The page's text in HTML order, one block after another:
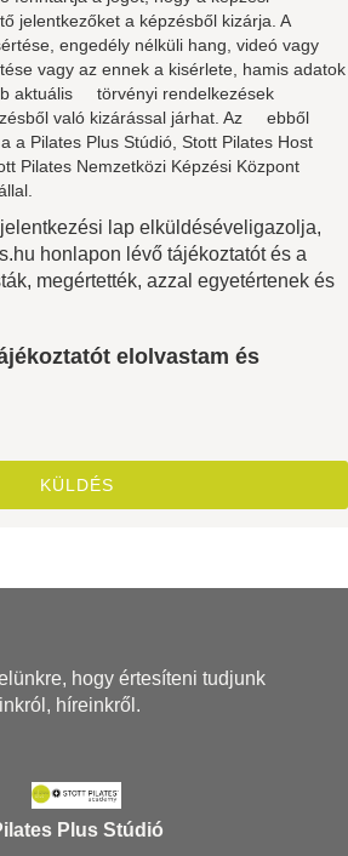
jelentkezőket a képzésből kizárja. A
engedély nélküli hang, videó vagy
vagy az ennek a kisérlete, hamis adatok
aktuális törvényi rendelkezések
való kizárással járhat. Az ebből
a Pilates Plus Stúdió, Stott Pilates Host
Pilates Nemzetközi Képzési Központ
lap elküldéséveligazolja,
honlapon lévő tájékoztatót és a
megértették, azzal egyetértenek és
elolvastam és
hogy értesíteni tudjunk
híreinkről.
Plus Stúdió